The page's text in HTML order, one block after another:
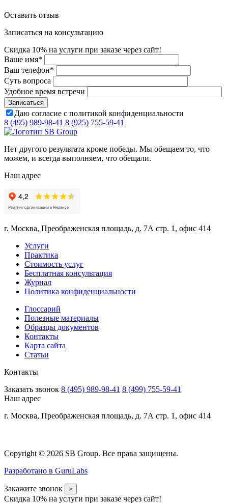
Оставить отзыв
Записаться на консультацию
Скидка 10% на услуги при заказе через сайт!
Ваше имя*
Ваш телефон*
Суть вопроса
Удобное время встречи
Даю согласие с политикой конфиденциальности
8 (495) 989-98-41 8 (925) 755-59-41
Нет другого результата кроме победы. Мы обещаем то, что
можем, и всегда выполняем, что обещали.
Наш адрес
г. Москва, Преображенская площадь, д. 7А стр. 1, офис 414
Услуги
Практика
Стоимость услуг
Бесплатная консультация
Журнал
Политика конфиденциальности
Глоссарий
Полезные материалы
Образцы документов
Контакты
Карта сайта
Статьи
Контакты
Заказать звонок 8 (495) 989-98-41 8 (499) 755-59-41
Наш адрес
г. Москва, Преображенская площадь, д. 7А стр. 1, офис 414
Copyright © 2026 SB Group. Все права защищены.
Разработано в GuruLabs
Закажите звонок ×
Скидка 10% на услуги при заказе через сайт!